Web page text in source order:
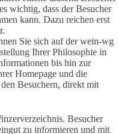
wichtig, dass der Besucher
kann. Dazu reichen erst
Sie sich auf der wein-wg
Ihrer Philosophie in
bis hin zur
Homepage und die
Besuchern, direkt mit
Besucher
zu informieren und mit